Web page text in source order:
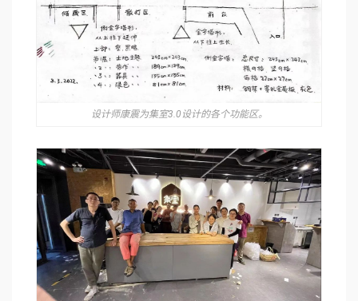
设计师康震为集室3.0设计的各个功能区。